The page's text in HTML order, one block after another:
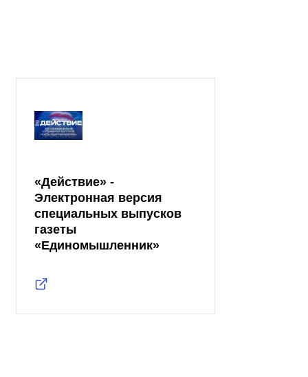
«Действие» -
Электронная версия
специальных выпусков
газеты
«Единомышленник»